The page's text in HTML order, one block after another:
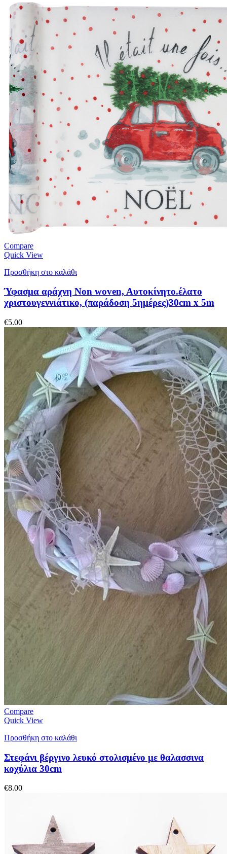
Compare
Quick View
Προσθήκη στο καλάθι
Ύφασμα αράχνη Non woven, Aυτοκίνητο.έλατο
χριστουγεννιάτικο, (παράδοση 5ημέρες)30cm x 5m
€5.00
Compare
Quick View
Προσθήκη στο καλάθι
Στεφάνι βέργινο λευκό στολισμένο με θαλασσινα
κοχύλια 30cm
€8.00